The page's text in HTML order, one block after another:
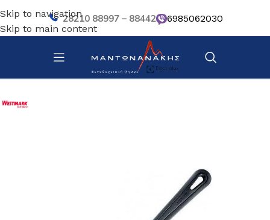
Skip to navigation
Skip to main content
28210 88997 – 88442 6985062030
Αρχική σελίδα/